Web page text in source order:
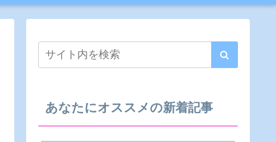
あなたにオススメの新着記事